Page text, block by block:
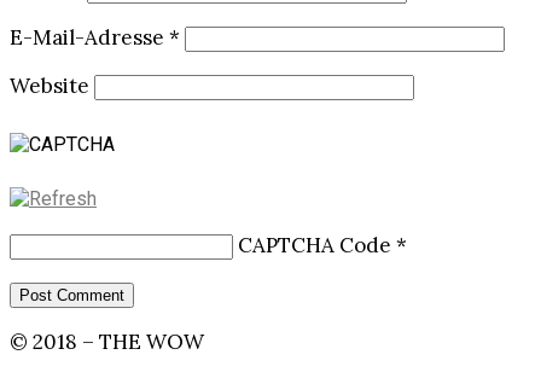
E-Mail-Adresse *
Website
CAPTCHA Code *
© 2018 – THE WOW